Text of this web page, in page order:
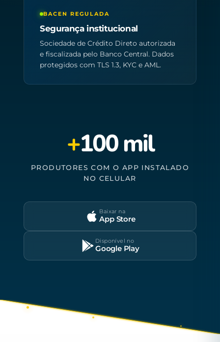
BACEN REGULADA
Segurança institucional
Sociedade de Crédito Direto autorizada
e fiscalizada pelo Banco Central. Dados
protegidos com TLS 1.3, KYC e AML.
+100 mil
PRODUTORES COM O APP INSTALADO
NO CELULAR
Baixar na
App Store
Disponível no
Google Play